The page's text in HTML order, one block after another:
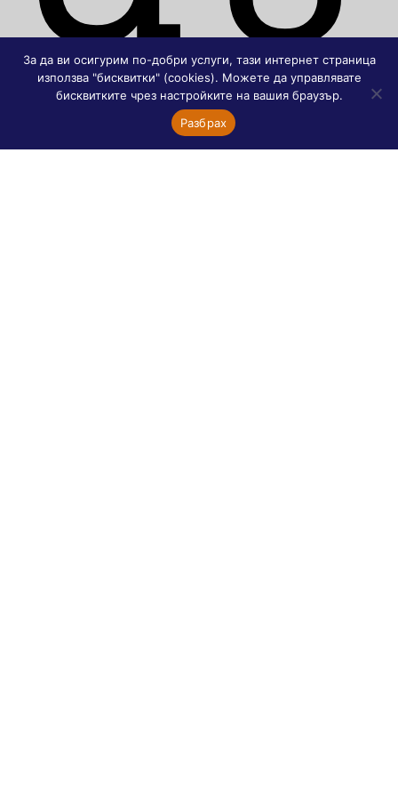
рк
За да ви осигурим по-добри услуги, тази интернет страница
използва "бисквитки" (cookies). Можете да управлявате
бисквитките чрез настройките на вашия браузър.
Разбрах